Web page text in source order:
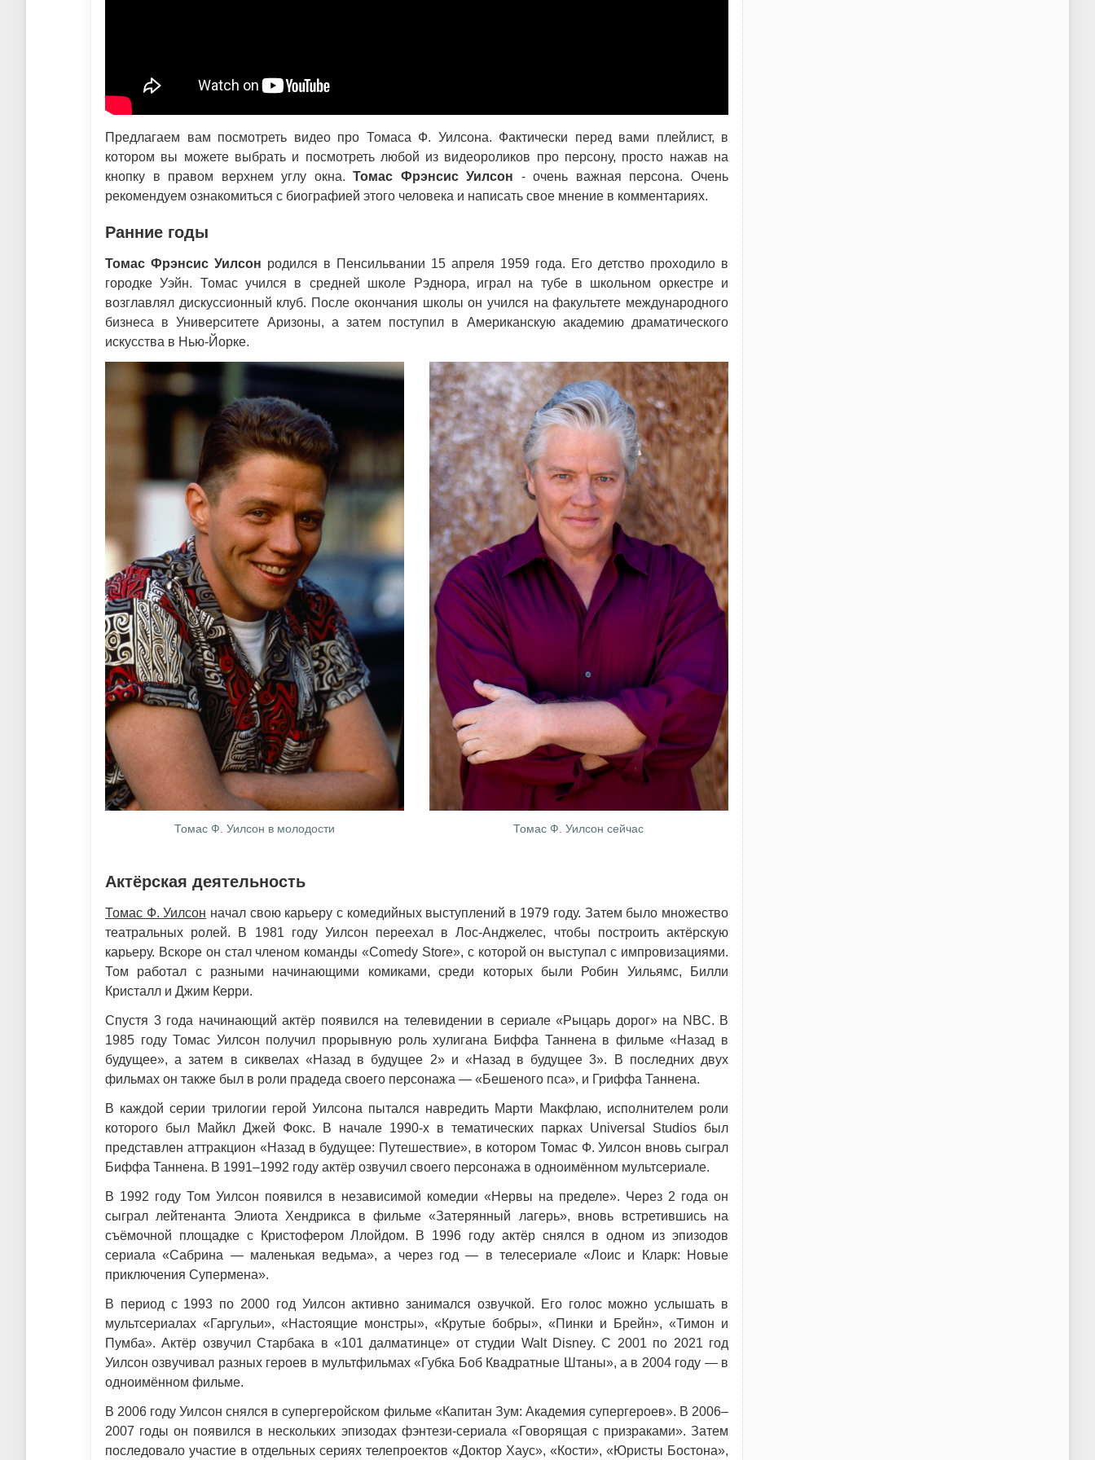
Предлагаем вам посмотреть видео про Томаса Ф. Уилсона. Фактически перед вами плейлист, в
котором вы можете выбрать и посмотреть любой из видеороликов про персону, просто нажав на
кнопку в правом верхнем углу окна.Томас Фрэнсис Уилсон - очень важная персона. Очень
рекомендуем ознакомиться с биографией этого человека и написать свое мнение в комментариях.
Ранние годы
Томас Фрэнсис Уилсон родился в Пенсильвании 15 апреля 1959 года. Его детство проходило в
городке Уэйн. Томас учился в средней школе Рэднора, играл на тубе в школьном оркестре и
возглавлял дискуссионный клуб. После окончания школы он учился на факультете международного
бизнеса в Университете Аризоны, а затем поступил в Американскую академию драматического
искусства в Нью-Йорке.
Томас Ф. Уилсон в молодости Томас Ф. Уилсон сейчас
Актёрская деятельность
Томас Ф. Уилсон начал свою карьеру с комедийных выступлений в 1979 году. Затем было множество
театральных ролей. В 1981 году Уилсон переехал в Лос-Анджелес, чтобы построить актёрскую
карьеру. Вскоре он стал членом команды «Comedy Store», с которой он выступал с импровизациями.
Том работал с разными начинающими комиками, среди которых были Робин Уильямс, Билли
Кристалл и Джим Керри.
Спустя 3 года начинающий актёр появился на телевидении в сериале «Рыцарь дорог» на NBC. В
1985 году Томас Уилсон получил прорывную роль хулигана Биффа Таннена в фильме «Назад в
будущее», а затем в сиквелах «Назад в будущее 2» и «Назад в будущее 3». В последних двух
фильмах он также был в роли прадеда своего персонажа — «Бешеного пса», и Гриффа Таннена.
В каждой серии трилогии герой Уилсона пытался навредить Марти Макфлаю, исполнителем роли
которого был Майкл Джей Фокс. В начале 1990-х в тематических парках Universal Studios был
представлен аттракцион «Назад в будущее: Путешествие», в котором Томас Ф. Уилсон вновь сыграл
Биффа Таннена. В 1991–1992 году актёр озвучил своего персонажа в одноимённом мультсериале.
В 1992 году Том Уилсон появился в независимой комедии «Нервы на пределе». Через 2 года он
сыграл лейтенанта Элиота Хендрикса в фильме «Затерянный лагерь», вновь встретившись на
съёмочной площадке с Кристофером Ллойдом. В 1996 году актёр снялся в одном из эпизодов
сериала «Сабрина — маленькая ведьма», а через год — в телесериале «Лоис и Кларк: Новые
приключения Супермена».
В период с 1993 по 2000 год Уилсон активно занимался озвучкой. Его голос можно услышать в
мультсериалах «Гаргульи», «Настоящие монстры», «Крутые бобры», «Пинки и Брейн», «Тимон и
Пумба». Актёр озвучил Старбака в «101 далматинце» от студии Walt Disney. С 2001 по 2021 год
Уилсон озвучивал разных героев в мультфильмах «Губка Боб Квадратные Штаны», а в 2004 году — в
одноимённом фильме.
В 2006 году Уилсон снялся в супергеройском фильме «Капитан Зум: Академия супергероев». В 2006–
2007 годы он появился в нескольких эпизодах фэнтези-сериала «Говорящая с призраками». Затем
последовало участие в отдельных сериях телепроектов «Доктор Хаус», «Кости», «Юристы Бостона»,